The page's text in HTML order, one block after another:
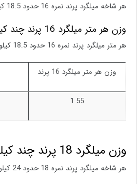
هر شاخه میلگرد پرند نمره 16 حدود 18.5 کیلوگرم است.
وزن هر متر میلگرد 16 پرند چند کیلو گرم است ؟
هر متر میلگرد پرند نمره 16 حدود 18.5 کیلوگرم است.
وزن هر متر میلگرد 16 پرند
1.55
وزن میلگرد 18 پرند چند کیلو گرم است ؟
هر شاخه میلگرد پرند نمره 18 حدود 24 کیلوگرم است.